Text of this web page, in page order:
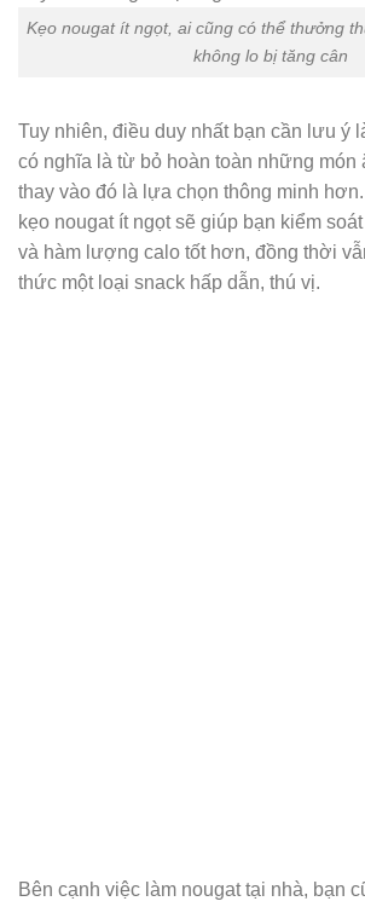
Kẹo nougat ít ngọt, ai cũng có thể thưởng
không lo bị tăng cân
Tuy nhiên, điều duy nhất bạn cần lưu ý
có nghĩa là từ bỏ hoàn toàn những món
thay vào đó là lựa chọn thông minh
kẹo nougat ít ngọt sẽ giúp bạn kiểm
và hàm lượng calo tốt hơn, đồng thời
thức một loại snack hấp dẫn, thú vị.
Bên cạnh việc làm nougat tại nhà, bạn